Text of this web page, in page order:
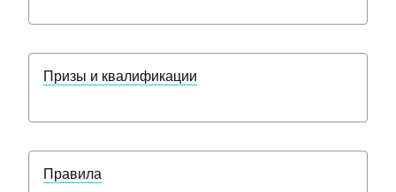
Призы и квалификации
Правила